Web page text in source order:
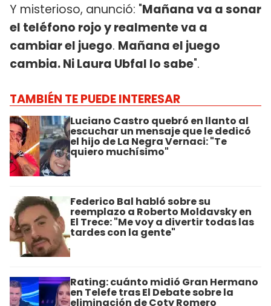
Y misterioso, anunció: "Mañana va a sonar
el teléfono rojo y realmente va a
cambiar el juego. Mañana el juego
cambia. Ni Laura Ubfal lo sabe".
TAMBIÉN TE PUEDE INTERESAR
Luciano Castro quebró en llanto al
escuchar un mensaje que le dedicó
el hijo de La Negra Vernaci: "Te
quiero muchísimo"
Federico Bal habló sobre su
reemplazo a Roberto Moldavsky en
El Trece: "Me voy a divertir todas las
tardes con la gente"
Rating: cuánto midió Gran Hermano
en Telefe tras El Debate sobre la
eliminación de Coty Romero